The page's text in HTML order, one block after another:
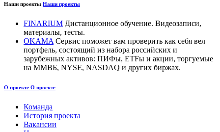
Наши проекты Наши проекты
FINARIUM Дистанционное обучение. Видеозаписи,
материалы, тесты.
OKAMA Сервис поможет вам проверить как себя вел
портфель, состоящий из набора российских и
зарубежных активов: ПИФы, ETFы и акции, торгуемые
на ММВБ, NYSE, NASDAQ и других биржах.
О проекте О проекте
Команда
История проекта
Вакансии